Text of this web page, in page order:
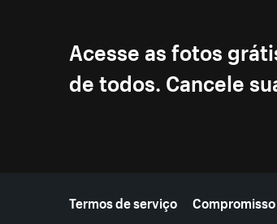
Acesse as fotos
de todos. Cancele
Mais recursos
Termos de serviço